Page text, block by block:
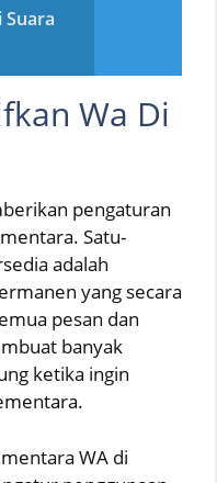
Suara
Wa Di
pengaturan
Satu-
adalah
yang secara
pesan dan
banyak
ketika ingin
WA di